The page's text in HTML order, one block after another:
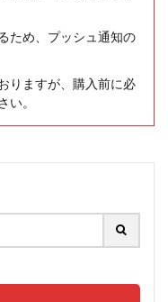
ため、プッシュ通知の
りますが、購入前に必
い。